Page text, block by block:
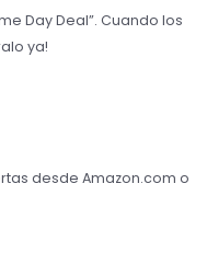
Day Deal”. Cuando los
ya!
desde Amazon.com o